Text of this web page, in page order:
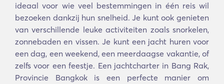
ideaal voor wie veel bestemmingen in één reis wil
bezoeken dankzij hun snelheid. Je kunt ook genieten
van verschillende leuke activiteiten zoals snorkelen,
zonnebaden en vissen. Je kunt een jacht huren voor
een dag, een weekend, een meerdaagse vakantie, of
zelfs voor een feestje. Een jachtcharter in Bang Rak,
Provincie Bangkok is een perfecte manier om